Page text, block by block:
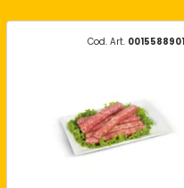
Cod. Art. 0015588901